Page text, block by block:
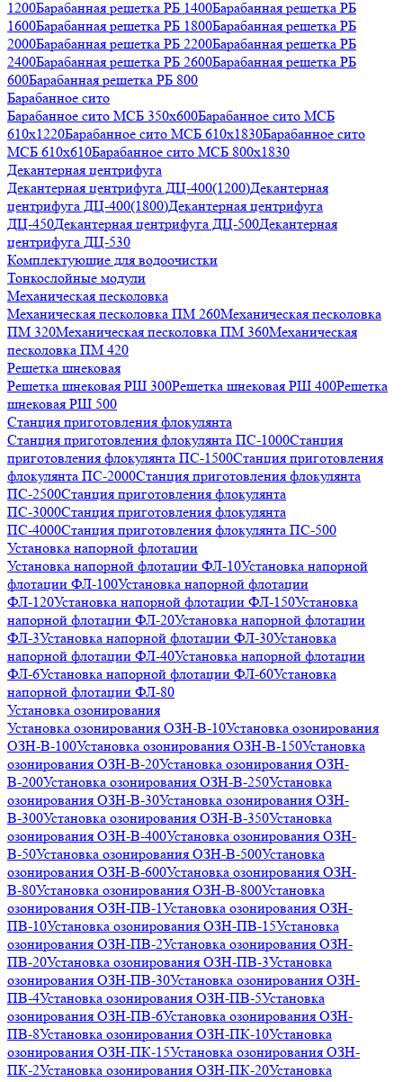
1200Барабанная решетка РБ 1400Барабанная решетка РБ
1600Барабанная решетка РБ 1800Барабанная решетка РБ
2000Барабанная решетка РБ 2200Барабанная решетка РБ
2400Барабанная решетка РБ 2600Барабанная решетка РБ
600Барабанная решетка РБ 800
Барабанное сито
Барабанное сито МСБ 350x600Барабанное сито МСБ
610x1220Барабанное сито МСБ 610x1830Барабанное сито
МСБ 610x610Барабанное сито МСБ 800x1830
Декантерная центрифуга
Декантерная центрифуга ДЦ-400(1200)Декантерная
центрифуга ДЦ-400(1800)Декантерная центрифуга
ДЦ-450Декантерная центрифуга ДЦ-500Декантерная
центрифуга ДЦ-530
Комплектующие для водоочистки
Тонкослойные модули
Механическая песколовка
Механическая песколовка ПM 260Механическая песколовка
ПM 320Механическая песколовка ПM 360Механическая
песколовка ПM 420
Решетка шнековая
Решетка шнековая РШ 300Решетка шнековая РШ 400Решетка
шнековая РШ 500
Станция приготовления флокулянта
Станция приготовления флокулянта ПС-1000Станция
приготовления флокулянта ПС-1500Станция приготовления
флокулянта ПС-2000Станция приготовления флокулянта
ПС-2500Станция приготовления флокулянта
ПС-3000Станция приготовления флокулянта
ПС-4000Станция приготовления флокулянта ПС-500
Установка напорной флотации
Установка напорной флотации ФЛ-10Установка напорной
флотации ФЛ-100Установка напорной флотации
ФЛ-120Установка напорной флотации ФЛ-150Установка
напорной флотации ФЛ-20Установка напорной флотации
ФЛ-3Установка напорной флотации ФЛ-30Установка
напорной флотации ФЛ-40Установка напорной флотации
ФЛ-6Установка напорной флотации ФЛ-60Установка
напорной флотации ФЛ-80
Установка озонирования
Установка озонирования ОЗН-В-10Установка озонирования
ОЗН-В-100Установка озонирования ОЗН-В-150Установка
озонирования ОЗН-В-20Установка озонирования ОЗН-
В-200Установка озонирования ОЗН-В-250Установка
озонирования ОЗН-В-30Установка озонирования ОЗН-
В-300Установка озонирования ОЗН-В-350Установка
озонирования ОЗН-В-400Установка озонирования ОЗН-
В-50Установка озонирования ОЗН-В-500Установка
озонирования ОЗН-В-600Установка озонирования ОЗН-
В-80Установка озонирования ОЗН-В-800Установка
озонирования ОЗН-ПВ-1Установка озонирования ОЗН-
ПВ-10Установка озонирования ОЗН-ПВ-15Установка
озонирования ОЗН-ПВ-2Установка озонирования ОЗН-
ПВ-20Установка озонирования ОЗН-ПВ-3Установка
озонирования ОЗН-ПВ-30Установка озонирования ОЗН-
ПВ-4Установка озонирования ОЗН-ПВ-5Установка
озонирования ОЗН-ПВ-6Установка озонирования ОЗН-
ПВ-8Установка озонирования ОЗН-ПК-10Установка
озонирования ОЗН-ПК-15Установка озонирования ОЗН-
ПК-2Установка озонирования ОЗН-ПК-20Установка